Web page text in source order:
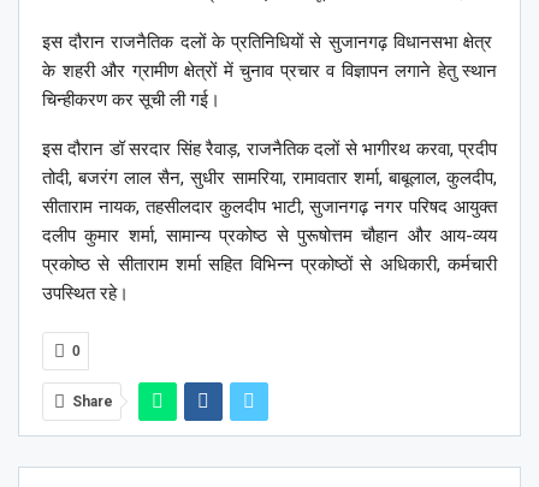
इस दौरान राजनैतिक दलों के प्रतिनिधियों से सुजानगढ़ विधानसभा क्षेत्र
के शहरी और ग्रामीण क्षेत्रों में चुनाव प्रचार व विज्ञापन लगाने हेतु स्थान
चिन्हीकरण कर सूची ली गई।
इस दौरान डॉ सरदार सिंह रैवाड़, राजनैतिक दलों से भागीरथ करवा, प्रदीप
तोदी, बजरंग लाल सैन, सुधीर सामरिया, रामावतार शर्मा, बाबूलाल, कुलदीप,
सीताराम नायक, तहसीलदार कुलदीप भाटी, सुजानगढ़ नगर परिषद आयुक्त
दलीप कुमार शर्मा, सामान्य प्रकोष्ठ से पुरूषोत्तम चौहान और आय-व्यय
प्रकोष्ठ से सीताराम शर्मा सहित विभिन्न प्रकोष्ठों से अधिकारी, कर्मचारी
उपस्थित रहे।
0
Share